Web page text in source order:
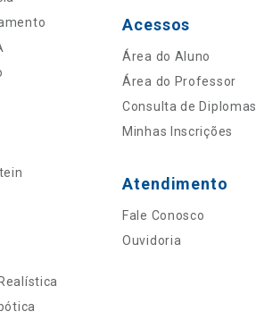
Acessos
Área do Aluno
Área do Professor
Consulta de Diplomas
Minhas Inscrições
Atendimento
Fale Conosco
Ouvidoria